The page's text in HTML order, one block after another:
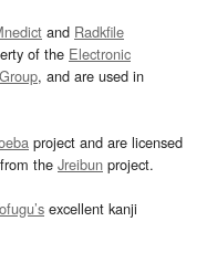
and Radkfile
of the Electronic
, and are used in
project and are licensed
the Jreibun project.
excellent kanji